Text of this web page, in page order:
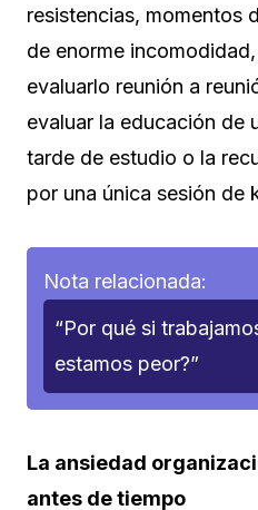
resistencias, momentos
de enorme
evaluarlo reunión a
evaluar la educación de
tarde de estudio o la
por una única sesión de
Nota relacionada:
“Por qué si
estamos peor?”
La ansiedad
antes de tiempo